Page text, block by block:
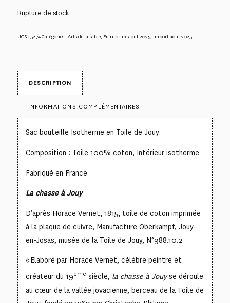
Rupture de stock
UGS : 5274Catégories :Arts de la table, En rupture aout 2025, import aout 2025
DESCRIPTION
INFORMATIONS COMPLÉMENTAIRES
Sac bouteille Isotherme en Toile de Jouy
Composition : Toile 100% coton, Intérieur isotherme
Fabriqué en France
La chasse à Jouy
D’après Horace Vernet, 1815, toile de coton imprimée
à la plaque de cuivre, Manufacture Oberkampf, Jouy-
en-Josas, musée de la Toile de Jouy, N°988.10.2
« Elaboré par Horace Vernet, célèbre peintre et
créateur du 19ème siècle, la chasse à Jouyse déroule
au cœur de la vallée jovacienne, berceau de la Toile de